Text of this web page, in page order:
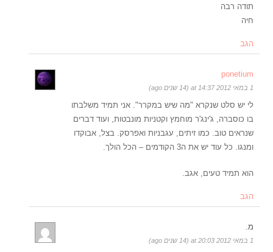
תודה רבה
חיה
הגב
ponetium
1 במאי 2012 at 14:37 (14 שנים ago)
לי יש סלט שנקרא "מה שיש במקרר". אני תמיד משלבתו
בו כוסברה, ג'ינג'ר מוחמץ וקטניות מונבטות, ועוד דברים
שנראים טוב. כמו זיתים, עגבניות ואפרסק. בצל, אבוקדו
ומנגו. כל עוד יש את ה3 הקודמים – הכל הולך.
הוא תמיד טעים, אגב.
הגב
מ.
1 במאי 2012 at 20:03 (14 שנים ago)